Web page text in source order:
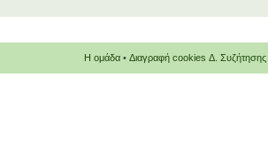
Η ομάδα • Διαγραφή cookies Δ. Συζήτησης